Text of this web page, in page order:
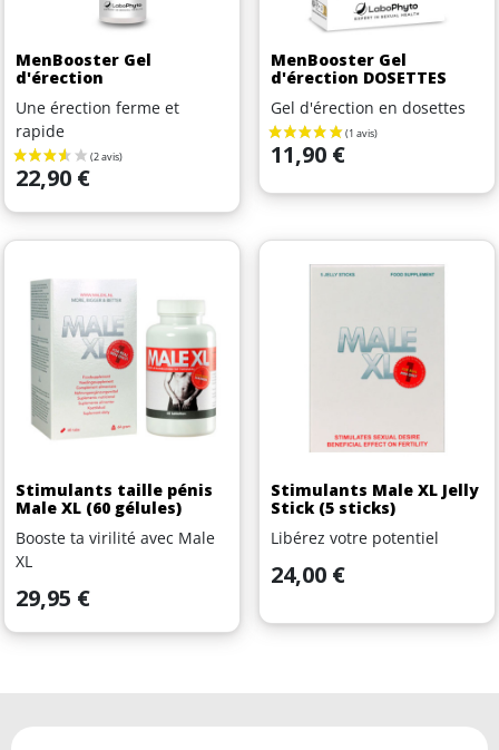
MenBooster Gel
d'érection
Une érection ferme et
rapide
Prix
22,90 €
MenBooster Gel
d'érection DOSETTES
Gel d'érection en dosettes
Prix
11,90 €
Stimulants taille pénis
Male XL (60 gélules)
Booste ta virilité avec Male
XL
Prix
29,95 €
Stimulants Male XL Jelly
Stick (5 sticks)
Libérez votre potentiel
Prix
24,00 €